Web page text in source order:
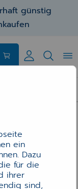
günstig
ein
Dazu
für die
ihrer
sind,